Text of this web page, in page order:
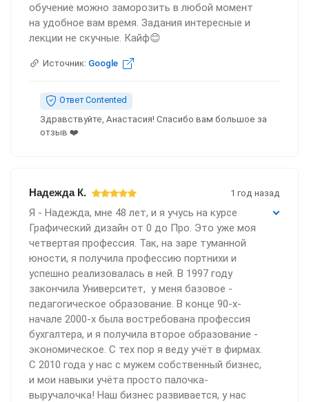
обучение можно заморозить в любой момент
на удобное вам время. Задания интересные и
лекции не скучные. Кайф😊
Источник: Google
Ответ Contented
Здравствуйте, Анастасия! Спасибо вам большое за
отзыв ❤️
Надежда К. 1 год назад
Я - Надежда, мне 48 лет, и я учусь на курсе
Графический дизайн от 0 до Про. Это уже моя
четвертая профессия. Так, на заре туманной
юности, я получила профессию портнихи и
успешно реализовалась в ней. В 1997 году
закончила Университет, у меня базовое -
педагогическое образование. В конце 90-х-
начале 2000-х была востребована профессия
бухгалтера, и я получила второе образование -
экономическое. С тех пор я веду учёт в фирмах.
С 2010 года у нас с мужем собственный бизнес,
и мои навыки учёта просто палочка-
выручалочка! Наш бизнес развивается, у нас